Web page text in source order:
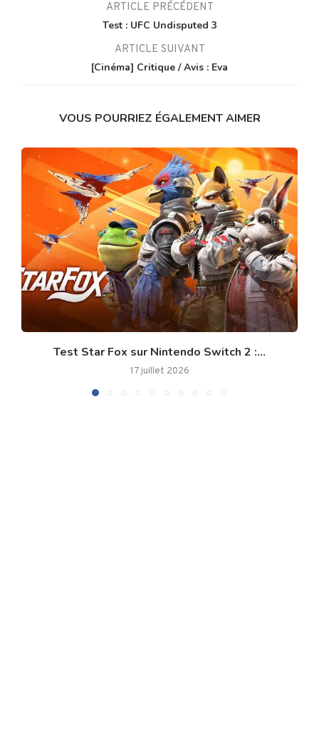
ARTICLE PRÉCÉDENT
Test : UFC Undisputed 3
ARTICLE SUIVANT
[Cinéma] Critique / Avis : Eva
VOUS POURRIEZ ÉGALEMENT AIMER
Test Star Fox sur Nintendo Switch 2 :...
17 juillet 2026